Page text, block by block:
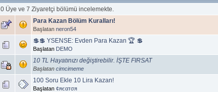
0 Üye ve 7 Ziyaretçi bölümü incelemekte.
Para Kazan Bölüm Kuralları!
Başlatan neron54
💲💲 YSENSE: Evden Para Kazan 🏆 💲
Başlatan DEMO
10 TL Hayatınızı değiştirebilir. İŞTE FIRSAT
Başlatan cimcimeme
100 Soru Ekle 10 Lira Kazan!
Başlatan ¢яєαтσя